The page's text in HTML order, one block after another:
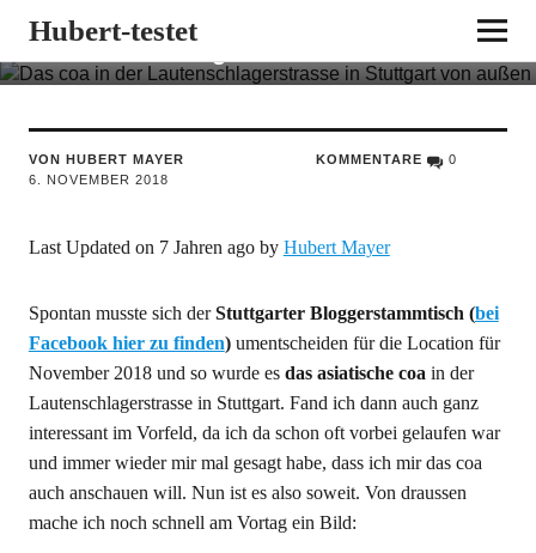
Hubert-testet
Asiatisch essen in Stuttgart: Das coa in
VON HUBERT MAYER
6. NOVEMBER 2018
KOMMENTARE 0
Last Updated on 7 Jahren ago by Hubert Mayer
Spontan musste sich derStuttgarter Bloggerstammtisch (bei
Facebook hier zu finden)umentscheiden für die Location für
November 2018 und so wurde es das asiatische coa in der
Lautenschlagerstrasse in Stuttgart. Fand ich dann auch ganz
interessant im Vorfeld, da ich da schon oft vorbei gelaufen war
und immer wieder mir mal gesagt habe, dass ich mir das coa
auch anschauen will. Nun ist es also soweit. Von draussen
mache ich noch schnell am Vortag ein Bild: